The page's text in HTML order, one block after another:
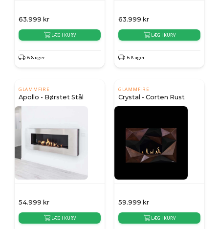
63.999 kr
LÆG I KURV
6-8 uger
63.999 kr
LÆG I KURV
6-8 uger
GLAMMFIRE
Apollo - Børstet Stål
54.999 kr
LÆG I KURV
GLAMMFIRE
Crystal - Corten Rust
59.999 kr
LÆG I KURV